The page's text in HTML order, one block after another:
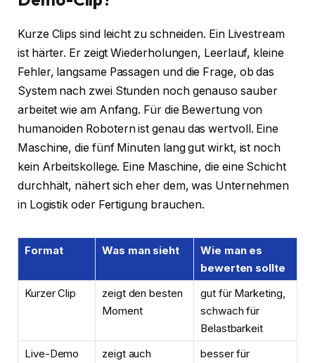
Kurze Clips sind leicht zu schneiden. Ein Livestream
ist härter. Er zeigt Wiederholungen, Leerlauf, kleine
Fehler, langsame Passagen und die Frage, ob das
System nach zwei Stunden noch genauso sauber
arbeitet wie am Anfang. Für die Bewertung von
humanoiden Robotern ist genau das wertvoll. Eine
Maschine, die fünf Minuten lang gut wirkt, ist noch
kein Arbeitskollege. Eine Maschine, die eine Schicht
durchhält, nähert sich eher dem, was Unternehmen
in Logistik oder Fertigung brauchen.
Format Was man sieht
Wie man es
bewerten sollte
Kurzer Clip
zeigt den besten
Moment
gut für Marketing,
schwach für
Belastbarkeit
Live-Demo
zeigt auch
besser für